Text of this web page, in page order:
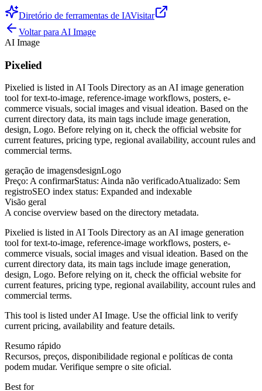
Diretório de ferramentas de IAVisitar
Voltar para AI Image
AI Image
Pixelied
Pixelied is listed in AI Tools Directory as an AI image generation
tool for text-to-image, reference-image workflows, posters, e-
commerce visuals, social images and visual ideation. Based on the
current directory data, its main tags include image generation,
design, Logo. Before relying on it, check the official website for
current features, pricing type, regional availability, account rules and
commercial terms.
geração de imagensdesignLogo
Preço: A confirmarStatus: Ainda não verificadoAtualizado: Sem
registroSEO index status: Expanded and indexable
Visão geral
A concise overview based on the directory metadata.
Pixelied is listed in AI Tools Directory as an AI image generation
tool for text-to-image, reference-image workflows, posters, e-
commerce visuals, social images and visual ideation. Based on the
current directory data, its main tags include image generation,
design, Logo. Before relying on it, check the official website for
current features, pricing type, regional availability, account rules and
commercial terms.
This tool is listed under AI Image. Use the official link to verify
current pricing, availability and feature details.
Resumo rápido
Recursos, preços, disponibilidade regional e políticas de conta
podem mudar. Verifique sempre o site oficial.
Best for